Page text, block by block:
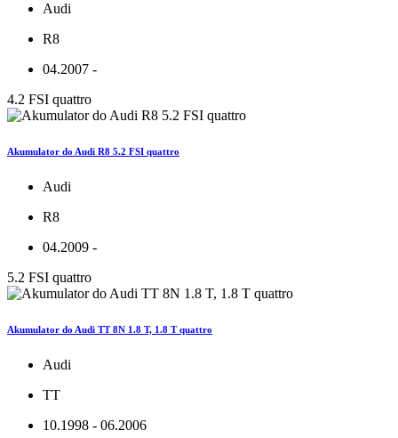
Audi
R8
04.2007 -
4.2 FSI quattro
Akumulator do Audi R8 5.2 FSI quattro
Audi
R8
04.2009 -
5.2 FSI quattro
Akumulator do Audi TT 8N 1.8 T, 1.8 T quattro
Audi
TT
10.1998 - 06.2006